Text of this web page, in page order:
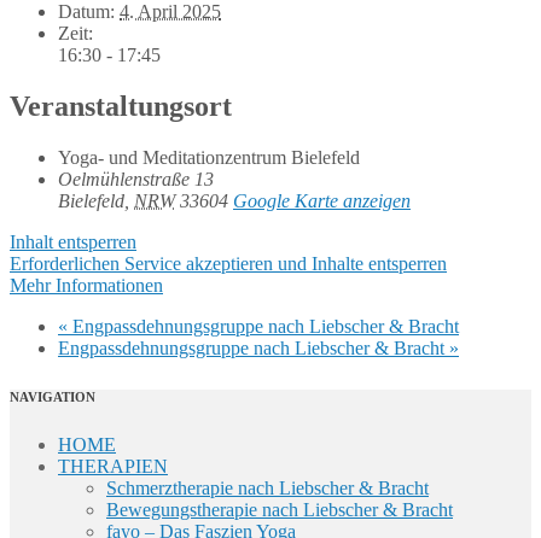
Datum: 4. April 2025
Zeit:
16:30 - 17:45
Veranstaltungsort
Yoga- und Meditationzentrum Bielefeld
Oelmühlenstraße 13
Bielefeld NRW 33604 Google Karte anzeigen
Inhalt entsperren
Erforderlichen Service akzeptieren und Inhalte entsperren
Mehr Informationen
« Engpassdehnungsgruppe nach Liebscher & Bracht
Engpassdehnungsgruppe nach Liebscher & Bracht »
NAVIGATION
HOME
THERAPIEN
Schmerztherapie nach Liebscher & Bracht
Bewegungstherapie nach Liebscher & Bracht
fayo – Das Faszien Yoga